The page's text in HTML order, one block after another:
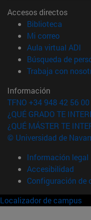
Accesos directos
Biblioteca
Mi correo(abre en
Aula virtual ADI
Búsqueda de
Trabaja con
Información
TFNO +34 948 42 56 00
¿QUÉ GRADO TE
¿QUÉ MÁSTER TE
© Universidad de
Información legal
Accesibilidad
Configuración de
Localizador de campus